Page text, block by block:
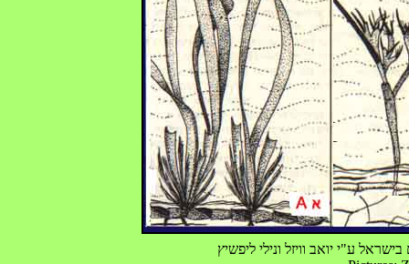
ע"י יואב וויזל ונילי ליפשיץ